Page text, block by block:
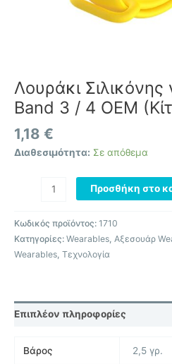
Λουράκι Σιλικόνης
Band 3 / 4 OEM
1,18 €
Διαθεσιμότητα: Σε απόθεμα
Προσθήκη στο
Κωδικός προϊόντος: 1710
Κατηγορίες: Wearables, Αξεσουάρ
Wearables, Τεχνολογία
Επιπλέον πληροφορίες
Βάρος 2,5 γρ.